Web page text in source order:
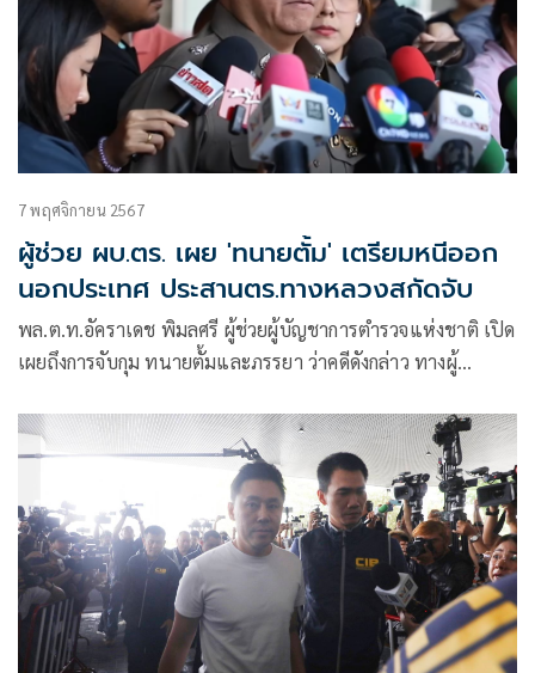
7 พฤศจิกายน 2567
ผู้ช่วย ผบ.ตร. เผย 'ทนายตั้ม' เตรียมหนีออก
นอกประเทศ ประสานตร.ทางหลวงสกัดจับ
พล.ต.ท.อัคราเดช พิมลศรี ผู้ช่วยผู้บัญชาการตำรวจแห่งชาติ เปิด
เผยถึงการจับกุม ทนายตั้มและภรรยา ว่าคดีดังกล่าว ทางผู้